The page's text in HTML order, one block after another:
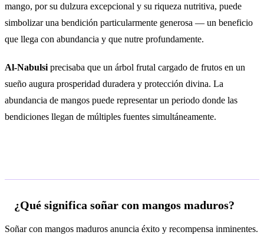
mango, por su dulzura excepcional y su riqueza nutritiva, puede
simbolizar una bendición particularmente generosa — un beneficio
que llega con abundancia y que nutre profundamente.
Al-Nabulsi precisaba que un árbol frutal cargado de frutos en un
sueño augura prosperidad duradera y protección divina. La
abundancia de mangos puede representar un periodo donde las
bendiciones llegan de múltiples fuentes simultáneamente.
¿Qué significa soñar con mangos maduros?
Soñar con mangos maduros anuncia éxito y recompensa inminentes.